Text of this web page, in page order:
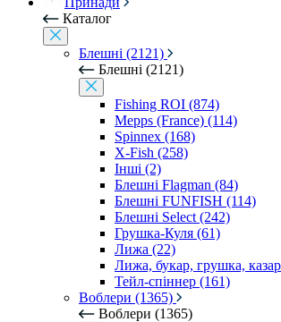
Каталог
Блешні (2121)
Блешні (2121)
Fishing ROI (874)
Mepps (France) (114)
Spinnex (168)
X-Fish (258)
Інші (2)
Блешні Flagman (84)
Блешні FUNFISH (114)
Блешні Select (242)
Грушка-Куля (61)
Лижа (22)
Лижа, букар, грушка,
Тейл-спіннер (161)
Воблери (1365)
Воблери (1365)